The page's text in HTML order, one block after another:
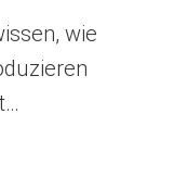
wie